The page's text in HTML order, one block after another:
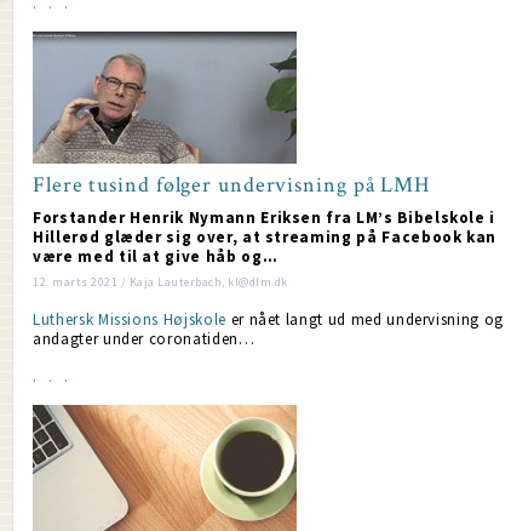
Flere tusind følger undervisning på LMH
Forstander Henrik Nymann Eriksen fra LM’s Bibelskole i
Hillerød glæder sig over, at streaming på Facebook kan
være med til at give håb og…
12. marts 2021 / Kaja Lauterbach, kl@dlm.dk
Luthersk Missions Højskole er nået langt ud med undervisning og
andagter under coronatiden…